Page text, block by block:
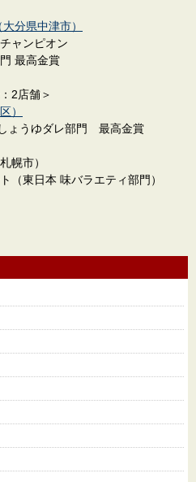
分県中津市）
ャンピオン
最高金賞
2店舗＞
）
ょうゆダレ部門 最高金賞
幌市）
（東日本 味バラエティ部門）